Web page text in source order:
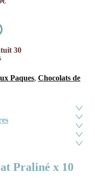
30
Paques, Chocolats de
Praliné x 10